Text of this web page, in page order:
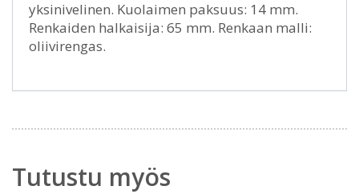
yksinivelinen. Kuolaimen paksuus: 14 mm.
Renkaiden halkaisija: 65 mm. Renkaan malli:
oliivirengas.
Tutustu myös